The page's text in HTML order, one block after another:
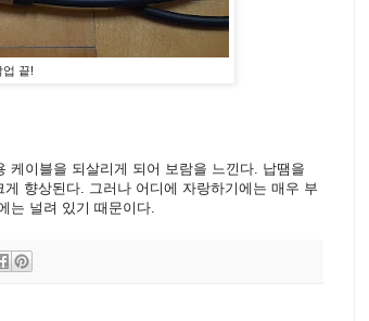
업 끝!
케이블을 되살리게 되어 보람을 느낀다. 납땜을
향상된다. 그러나 어디에 자랑하기에는 매우 부
는 널려 있기 때문이다.